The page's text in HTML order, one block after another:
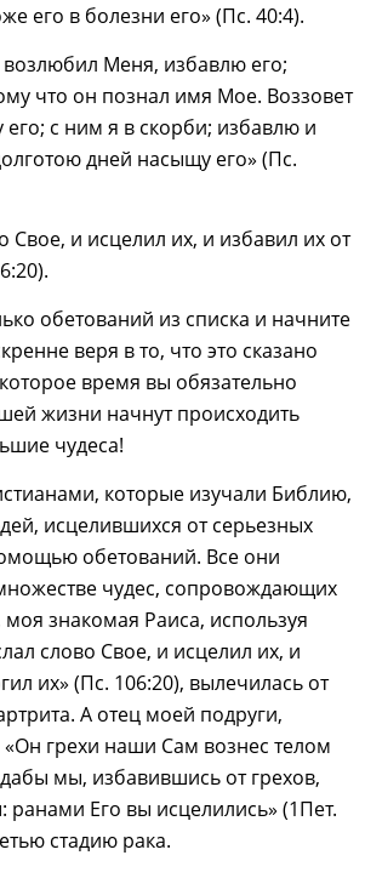
его в болезни его» (Пс. 40:4).
возлюбил Меня, избавлю его;
что он познал имя Мое. Воззовет
с ним я в скорби; избавлю и
дней насыщу его» (Пс.
Свое, и исцелил их, и избавил их от
обетований из списка и начните
веря в то, что это сказано
время вы обязательно
жизни начнут происходить
чудеса!
которые изучали Библию,
исцелившихся от серьезных
обетований. Все они
чудес, сопровождающих
моя знакомая Раиса, используя
слово Свое, и исцелил их, и
их» (Пс. 106:20), вылечилась от
А отец моей подруги,
грехи наши Сам вознес телом
мы, избавившись от грехов,
ранами Его вы исцелились» (1Пет.
стадию рака.